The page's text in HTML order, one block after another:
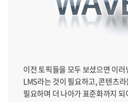
이전 토픽들을 모두 보셨으면 이
LMS라는 것이 필요하고, 콘텐츠
필요하며 더 나아가 표준화까지